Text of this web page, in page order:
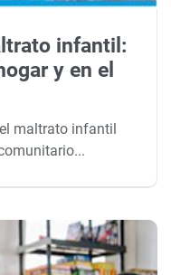
infantil:
y en el
maltrato infantil